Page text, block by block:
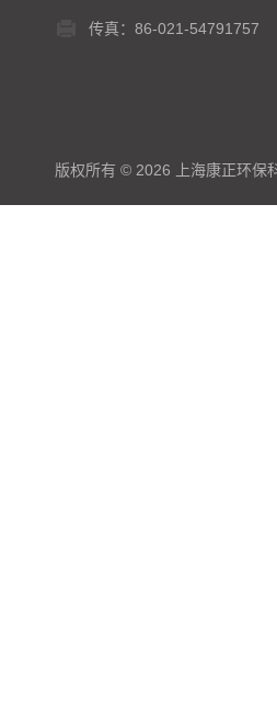
传真：86-021-54791757
版权所有 © 2026 上海康正环保